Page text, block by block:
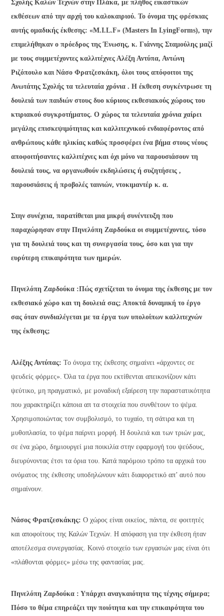
Σχολής Καλών Τεχνών στην Πλάκα, με πλήθος εικαστικών
εκθέσεων από την αρχή του καλοκαιριού. Το όνομα της φρέσκιας
αυτής ομαδικής έκθεσης: «M.I.L.F» (Masters In LyingForms), την
επιμελήθηκαν ο πρόεδρος της Ένωσης, κ. Γιάννης Σταμούλης μαζί
με τους συμμετέχοντες καλλιτέχνες Αλέξη Αντύπα, Αντώνη
Ριζόπουλο και Νάσο Φρατζεσκάκη, όλοι τους απόφοιτοι της
Ανωτάτης Σχολής τα τελευταία χρόνια . Η έκθεση συγκέντρωσε τη
δουλειά των παιδιών στους δυο κύριους εκθεσιακούς χώρους του
κτιριακού συγκροτήματος. Ο χώρος τα τελευταία χρόνια χαίρει
μεγάλης επισκεψιμότητας και καλλιτεχνικού ενδιαφέροντος από
ανθρώπους κάθε ηλικίας καθώς προσφέρει ένα βήμα στους νέους
αποφοιτήσαντες καλλιτέχνες και όχι μόνο να παρουσιάσουν τη
δουλειά τους, να οργανωθούν εκδηλώσεις ή συζητήσεις ,
παρουσιάσεις ή προβολές ταινιών, ντοκιμαντέρ κ. α.
Στην συνέχεια, παρατίθεται μια μικρή συνέντευξη που
παραχώρησαν στην Πηνελόπη Ζαρδούκα οι συμμετέχοντες, τόσο
για τη δουλειά τους και τη συνεργασία τους, όσο και για την
ευρύτερη επικαιρότητα των ημερών.
Πηνελόπη Ζαρδούκα :Πώς σχετίζεται το όνομα της έκθεσης με τον
εκθεσιακό χώρο και τη δουλειά σας; Αποκτά δυναμική το έργο
σας όταν συνδιαλέγεται με τα έργα των υπολοίπων καλλιτεχνών
της έκθεσης;
Αλέξης Αντύπας: Το όνομα της έκθεσης σημαίνει «άρχοντες σε
ψευδείς φόρμες». Όλα τα έργα που εκτίθενται απεικονίζουν κάτι
ψεύτικο, μη πραγματικό, με μοναδική εξαίρεση την παραστατικότητα
που χαρακτηρίζει κάποια απ τα στοιχεία που συνθέτουν το ψέμα.
Χρησιμοποιώντας τον συμβολισμό, το τυχαίο, τη σάτιρα και τη
μυθοπλασία, το ψέμα παίρνει μορφή. Η δουλειά και των τριών μας,
σε ένα χώρο, δημιουργεί μια ποικιλία στην εφαρμογή του ψεύδους,
διευρύνοντας έτσι τα όρια του. Κατά παρόμοιο τρόπο τα αρχικά του
ονόματος της έκθεσης υποδηλώνουν κάτι διαφορετικό απ’ αυτό που
σημαίνουν.
Νάσος Φρατζεσκάκης: Ο χώρος είναι οικείος, πάντα, σε φοιτητές
και αποφοίτους της Καλών Τεχνών. Η απόφαση για την έκθεση ήταν
αποτέλεσμα συνεργασίας. Κοινό στοιχείο των εργασιών μας είναι ότι
«πλάθονται φόρμες» μέσω της φαντασίας μας.
Πηνελόπη Ζαρδούκα : Υπάρχει αναγκαιότητα της τέχνης σήμερα;
Πόσο το θέμα επηρεάζει την ποιότητα και την επικαιρότητα του